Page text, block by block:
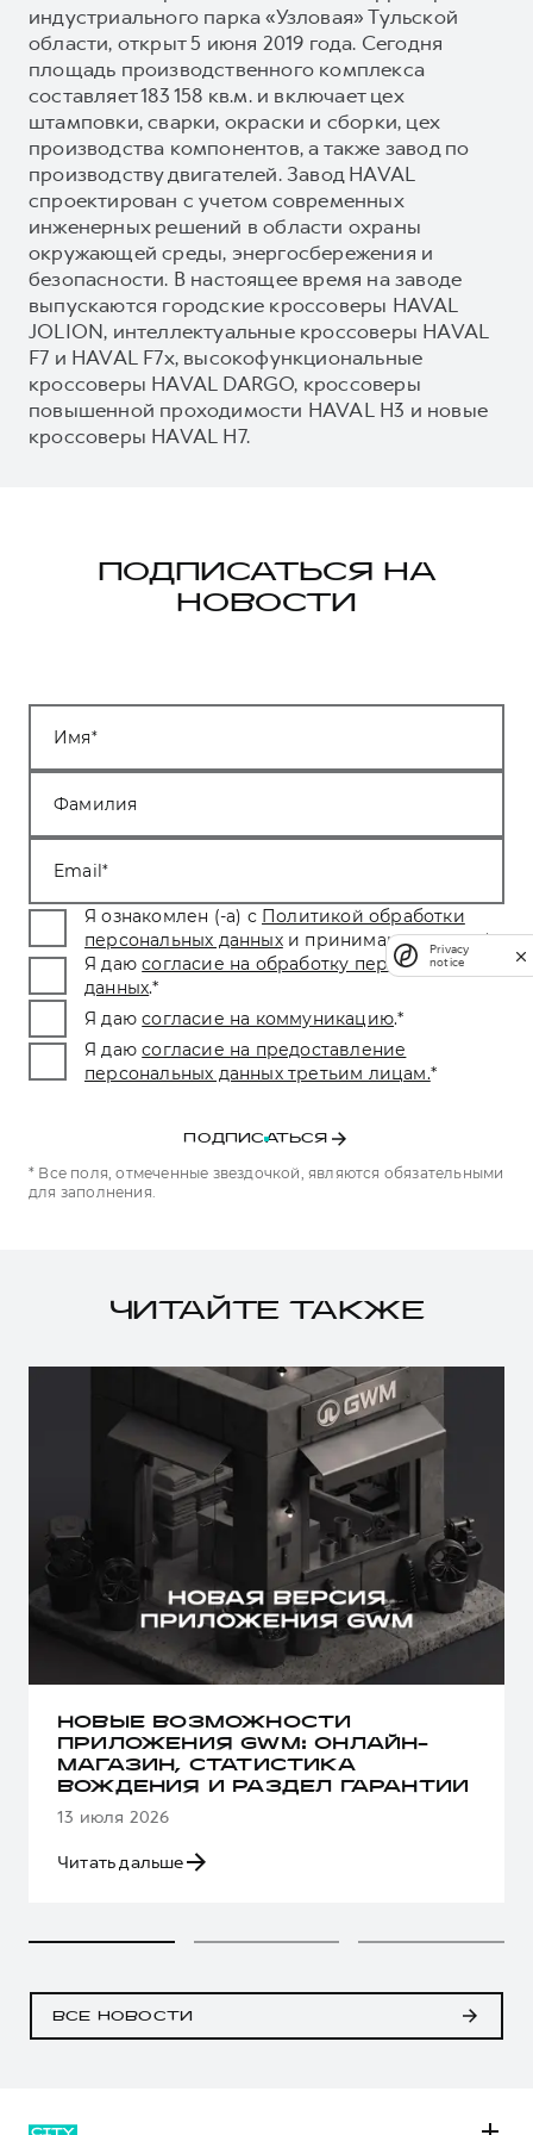
индустриального парка «Узловая» Тульской
области, открыт 5 июня 2019 года. Сегодня
площадь производственного комплекса
составляет 183 158 кв.м. и включает цех
штамповки, сварки, окраски и сборки, цех
производства компонентов, а также завод по
производству двигателей. Завод HAVAL
спроектирован с учетом современных
инженерных решений в области охраны
окружающей среды, энергосбережения и
безопасности. В настоящее время на заводе
выпускаются городские кроссоверы HAVAL
JOLION, интеллектуальные кроссоверы HAVAL
F7 и HAVAL F7x, высокофункциональные
кроссоверы HAVAL DARGO, кроссоверы
повышенной проходимости HAVAL H3 и новые
кроссоверы HAVAL H7.
ПОДПИСАТЬСЯ НА
НОВОСТИ
Имя
Фамилия
Email
Я ознакомлен (-а) с Политикой обработки
персональных данных и принимаю условия.*
Я даю согласие на обработку персональных
данных.*
Я даю согласие на коммуникацию.*
Я даю согласие на предоставление
персональных данных третьим лицам.*
ПОДПИСАТЬСЯ
* Все поля, отмеченные звездочкой, являются обязательными
для заполнения.
ЧИТАЙТЕ ТАКЖЕ
НОВЫЕ ВОЗМОЖНОСТИ
ПРИЛОЖЕНИЯ GWM: ОНЛАЙН-
МАГАЗИН, СТАТИСТИКА
ВОЖДЕНИЯ И РАЗДЕЛ ГАРАНТИИ
13 июля 2026
Читать дальше
ВСЕ НОВОСТИ
Privacy
notice